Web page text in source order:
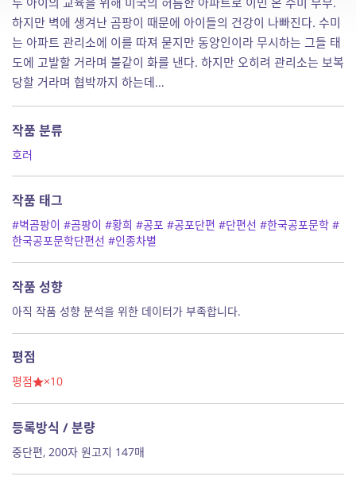
하지만 벽에 생겨난 곰팡이 때문에 아이들의 건강이 나빠진다. 수미
는 아파트 관리소에 이를 따져 묻지만 동양인이라 무시하는 그들 태
도에 고발할 거라며 불같이 화를 낸다. 하지만 오히려 관리소는 보복
당할 거라며 협박까지 하는데…
작품 분류
호러
작품 태그
#벽곰팡이 #곰팡이 #황희 #공포 #공포단편 #단편선 #한국공포문학 #
한국공포문학단편선 #인종차별
작품 성향
아직 작품 성향 분석을 위한 데이터가 부족합니다.
평점
평점 ×10
등록방식 / 분량
중단편, 200자 원고지 147매